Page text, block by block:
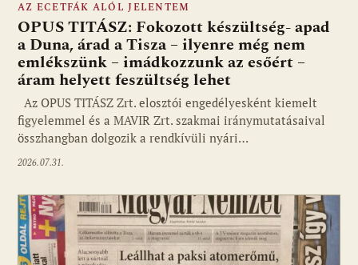
AZ ECETFÁK ALÓL JELENTEM
OPUS TITÁSZ: Fokozott készültség- apad
a Duna, árad a Tisza – ilyenre még nem
emlékszünk – imádkozzunk az esőért –
áram helyett feszültség lehet
Az OPUS TITÁSZ Zrt. elosztói engedélyesként kiemelt
figyelemmel és a MAVIR Zrt. szakmai iránymutatásaival
összhangban dolgozik a rendkívüli nyári…
2026.07.31.